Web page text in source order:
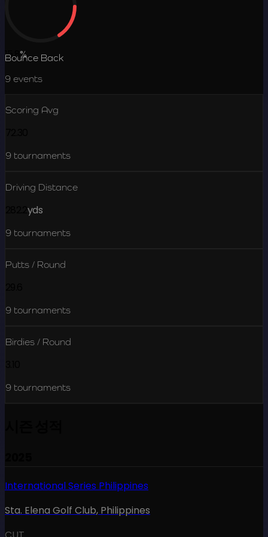
15.8%
Bounce Back
9 events
Scoring Avg
9 tournaments
Driving Distance
yds
9 tournaments
Putts / Round
9 tournaments
Birdies / Round
9 tournaments
International Series Philippines
Sta. Elena Golf Club, Philippines